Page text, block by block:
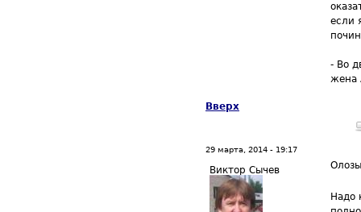
если
- Во
жена
Вверх
29 марта, 2014 - 19:17
Виктор Сычев Олозы
Надо